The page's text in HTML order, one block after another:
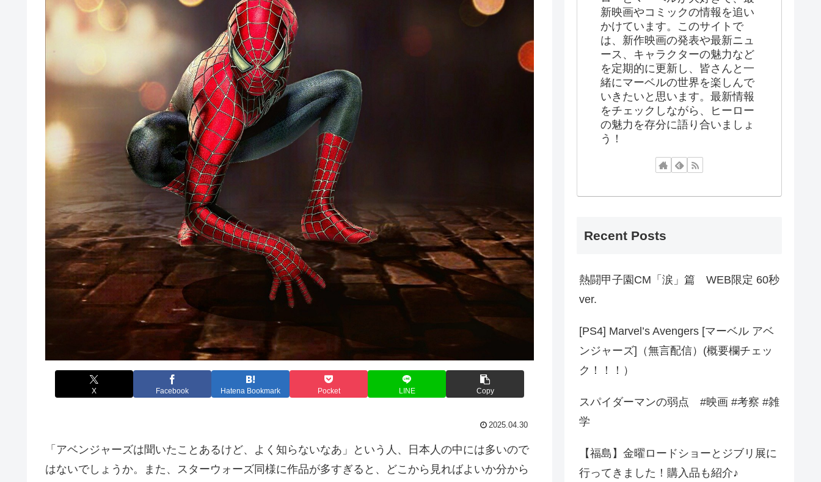
X Facebook Hatena Bookmark Pocket LINE Copy
2025.04.30
「アベンジャーズは聞いたことあるけど、よく知らないなあ」という人、日本人の中には多いので
はないでしょうか。また、スターウォーズ同様に作品が多すぎると、どこから見ればよいか分から
新映画やコミックの情報を追い
かけています。このサイトで
は、新作映画の発表や最新ニュ
ース、キャラクターの魅力など
を定期的に更新し、皆さんと一
緒にマーベルの世界を楽しんで
いきたいと思います。最新情報
をチェックしながら、ヒーロー
の魅力を存分に語り合いましょ
う！
Recent Posts
熱闘甲子園CM「涙」篇 WEB限定 60秒
ver.
[PS4] Marvel’s Avengers [マーベル アベ
ンジャーズ]（無言配信）(概要欄チェッ
ク！！！）
スパイダーマンの弱点 #映画 #考察 #雑
学
【福島】金曜ロードショーとジブリ展に
行ってきました！購入品も紹介♪